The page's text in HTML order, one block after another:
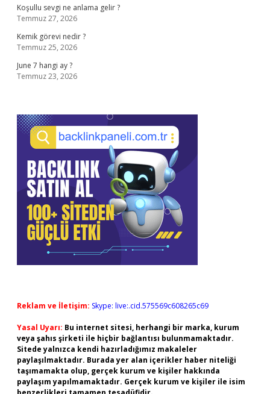
Koşullu sevgi ne anlama gelir ?
Temmuz 27, 2026
Kemik görevi nedir ?
Temmuz 25, 2026
June 7 hangi ay ?
Temmuz 23, 2026
Reklam ve İletişim: Skype: live:.cid.575569c608265c69
Yasal Uyarı: Bu internet sitesi, herhangi bir marka, kurum
veya şahıs şirketi ile hiçbir bağlantısı bulunmamaktadır.
Sitede yalnızca kendi hazırladığımız makaleler
paylaşılmaktadır. Burada yer alan içerikler haber niteliği
taşımamakta olup, gerçek kurum ve kişiler hakkında
paylaşım yapılmamaktadır. Gerçek kurum ve kişiler ile isim